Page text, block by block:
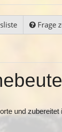
Frage
und